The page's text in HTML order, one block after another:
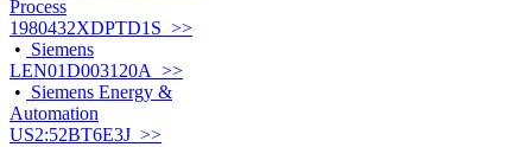
Process
1980432XDPTD1S >>
• Siemens
LEN01D003120A >>
• Siemens Energy &
Automation
US2:52BT6E3J >>